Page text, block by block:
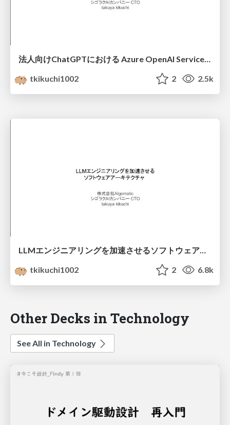
法人向けChatGPTにおける Azure OpenAI Serviceの課題解決の過程と現在
tkikuchi1002
2 2.5k
LLMエンジニアリングを加速させるソフトウェアアーキテクチャ
tkikuchi1002
2 6.8k
Other Decks in Technology
See All in Technology